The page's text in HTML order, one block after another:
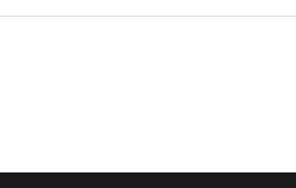
superficial para ambulancias,